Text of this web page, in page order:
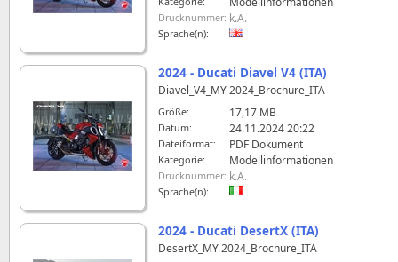
Drucknummer: k.A.
Sprache(n):
2024 - Ducati Diavel V4 (ITA)
Diavel_V4_MY 2024_Brochure_ITA
Größe: 17,17 MB
Datum: 24.11.2024 20:22
Dateiformat: PDF Dokument
Kategorie: Modellinformationen
Drucknummer: k.A.
Sprache(n):
2024 - Ducati DesertX (ITA)
DesertX_MY 2024_Brochure_ITA